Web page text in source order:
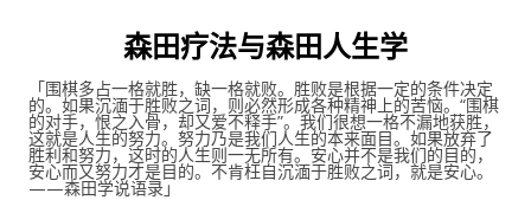
森田疗法与森田人生学
「围棋多占一格就胜，缺一格就败。胜败是根据一定的条件决定
的。如果沉湎于胜败之词，则必然形成各种精神上的苦恼。“围棋
的对手，恨之入骨，却又爱不释手”。我们很想一格不漏地获胜，
这就是人生的努力。努力乃是我们人生的本来面目。如果放弃了
胜利和努力，这时的人生则一无所有。安心并不是我们的目的，
安心而又努力才是目的。不肯枉自沉湎于胜败之词，就是安心。
——森田学说语录」